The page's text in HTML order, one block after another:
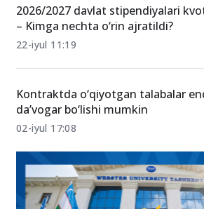
2026/2027 davlat stipendiyalari
– Kimga nechta o‘rin ajratildi?
22-iyul 11:19
Kontraktda o‘qiyotgan talabalar
da’vogar bo‘lishi mumkin
02-iyul 17:08